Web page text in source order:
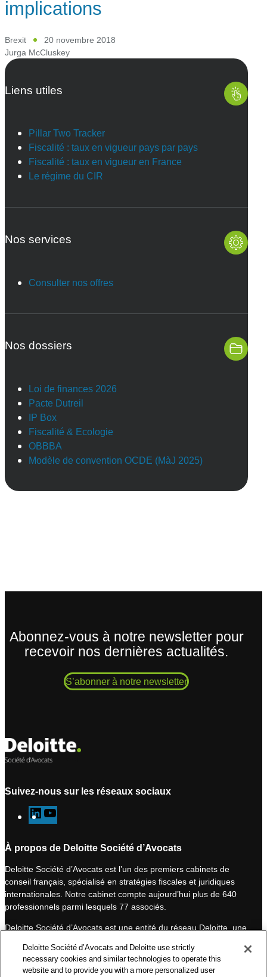
implications
Brexit
20 novembre 2018
Jurga McCluskey
Liens utiles
Pillar Two Tracker
Fiscalité : taux en vigueur pays par pays
Fiscalité : taux en vigueur en France
Le régime du CIR
Nos services
Consulter nos offres
Nos dossiers
Loi de finances 2026
Pacte Dutreil
IP Box
Fiscalité & Ecologie
OBBBA
Modèle de convention OCDE (MàJ 2025)
Abonnez-vous à notre newsletter pour
recevoir nos dernières actualités.
S’abonner à notre newsletter
Suivez-nous sur les réseaux sociaux
L
i
k
e
d
I
n
o
T
u
b
e
À propos de Deloitte Société d’Avocats
Deloitte Société d’Avocats est l’un des premiers cabinets de
conseil français, spécialisé en stratégies fiscales et juridiques
internationales. Notre cabinet compte aujourd’hui plus de 640
professionnels parmi lesquels 77 associés.
Deloitte Société d’Avocats est une entité du réseau Deloitte, une
professionnels et à ce titre, travaille avec les 50 000 fiscalistes
et juristes de Deloitte situés dans 150 pays.
Deloitte Société d’Avocats and Deloitte use strictly
necessary cookies and similar technologies to operate this
website and to provide you with a more personalized user